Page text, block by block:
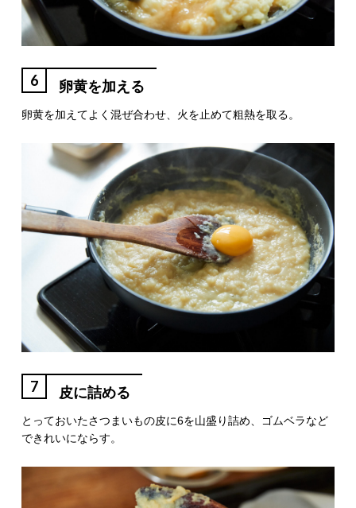
6 卵黄を加える
卵黄を加えてよく混ぜ合わせ、火を止めて粗熱を取る。
7 皮に詰める
とっておいたさつまいもの皮に6を山盛り詰め、ゴムベラなど
できれいにならす。